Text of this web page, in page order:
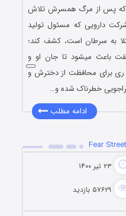
که پس از مرگ همسرش تلاش
دارویی که مسئول تولید
به سرطان است، کشف کند؛
باعث میشود تا جان او و
ری برای محافظت از دخترش و
خطرناک شده و…
ادامه مطلب
۲۳ تیر ۱۴۰۰
۵۷۶۲۹ بازدید